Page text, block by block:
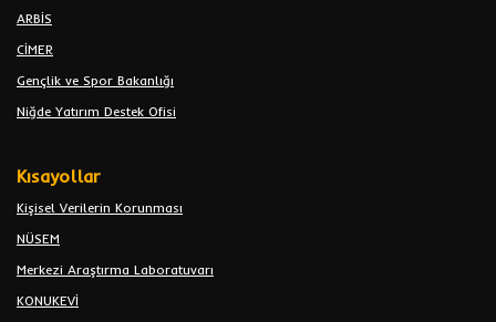
ARBİS
CİMER
Gençlik ve Spor Bakanlığı
Niğde Yatırım Destek Ofisi
Kısayollar
Kişisel Verilerin Korunması
NÜSEM
Merkezi Araştırma Laboratuvarı
KONUKEVİ